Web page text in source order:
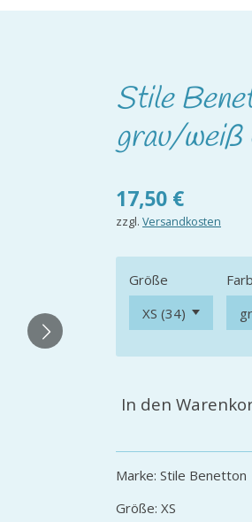
Stile
grau/weiß
17,50 €
zzgl. Versandkosten
Größe
In den
Marke: Stile Benetton
Größe: XS